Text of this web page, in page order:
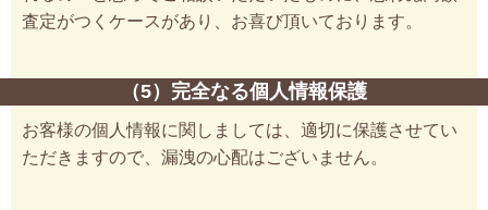
査定がつくケースがあり、お喜び頂いております。
（5）完全なる個人情報保護
お客様の個人情報に関しましては、適切に保護させてい
ただきますので、漏洩の心配はございません。